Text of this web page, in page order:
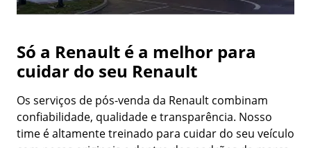
Só a Renault é a melhor para
cuidar do seu Renault
Os serviços de pós-venda da Renault combinam
confiabilidade, qualidade e transparência. Nosso
time é altamente treinado para cuidar do seu veículo